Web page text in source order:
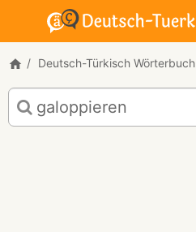
Deutsch-Türkisch Wörterbuch
Deutsch-
Türkisch
Übersetzung